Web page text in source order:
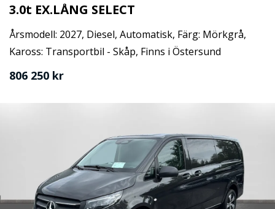
3.0t EX.LÅNG SELECT
Årsmodell: 2027, Diesel, Automatisk, Färg: Mörkgrå,
Kaross: Transportbil - Skåp, Finns i Östersund
806 250 kr